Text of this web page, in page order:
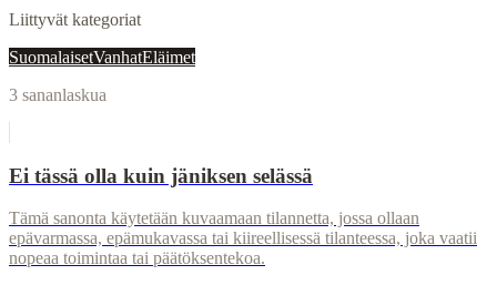
Liittyvät kategoriat
SuomalaisetVanhatEläimet
3 sananlaskua
Ei tässä olla kuin jäniksen selässä
Tämä sanonta käytetään kuvaamaan tilannetta, jossa ollaan
epävarmassa, epämukavassa tai kiireellisessä tilanteessa, joka vaatii
nopeaa toimintaa tai päätöksentekoa.